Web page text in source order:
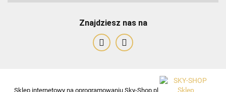
Alessandro Paoli
Znajdziesz nas na
Sklep internetowy na oprogramowaniu Sky-Shop.pl